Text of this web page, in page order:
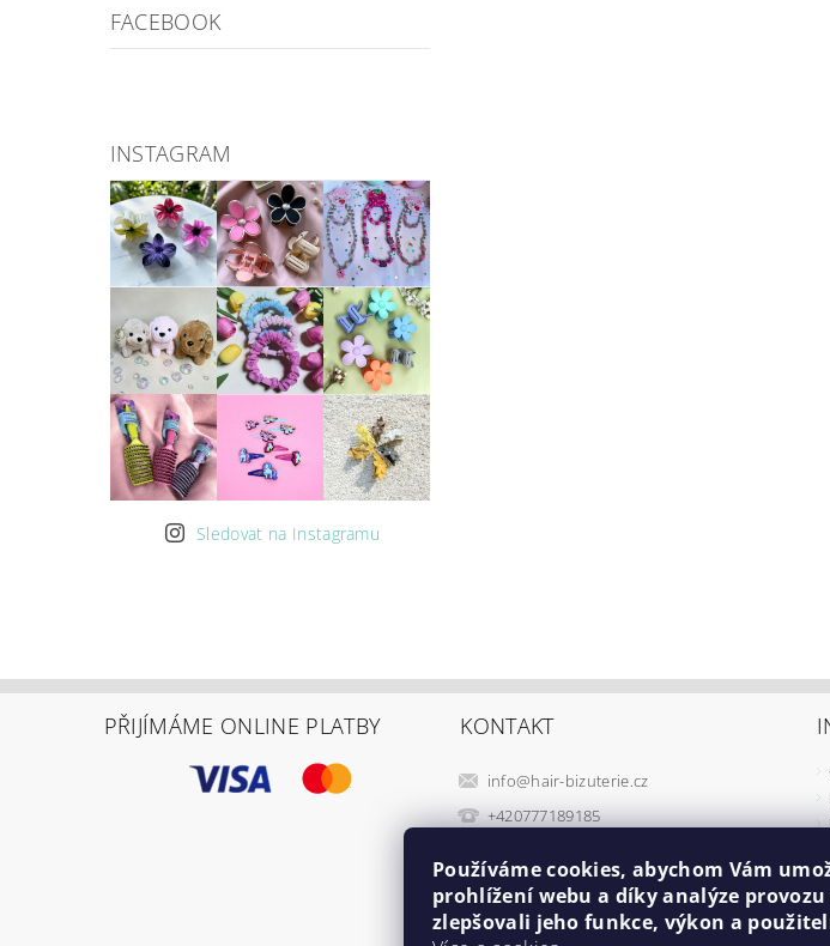
FACEBOOK
INSTAGRAM
Sledovat na Instagramu
PŘIJÍMÁME ONLINE PLATBY KONTAKT
info@hair-bizuterie.cz
+420777189185
Používáme cookies, abychom Vám
prohlížení webu a díky analýze
zlepšovali jeho funkce, výkon a